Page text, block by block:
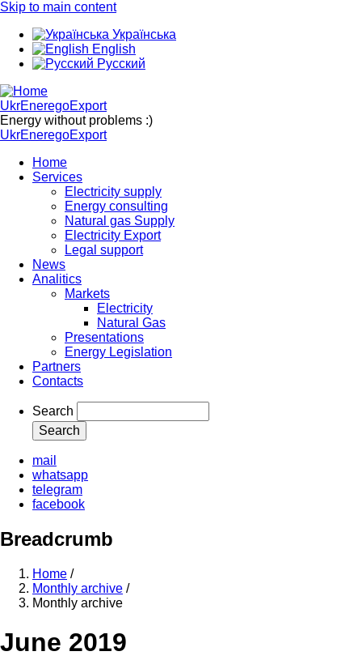
Skip to main content
Українська
English
Русский
UkrEneregoExport
Energy without problems :)
UkrEneregoExport
Home
Services
Electricity supply
Energy consulting
Natural gas Supply
Electricity Export
Legal support
News
Analitics
Markets
Electricity
Natural Gas
Presentations
Energy Legislation
Partners
Contacts
Search
mail
whatsapp
telegram
facebook
Breadcrumb
Home /
Monthly archive /
Monthly archive
June 2019